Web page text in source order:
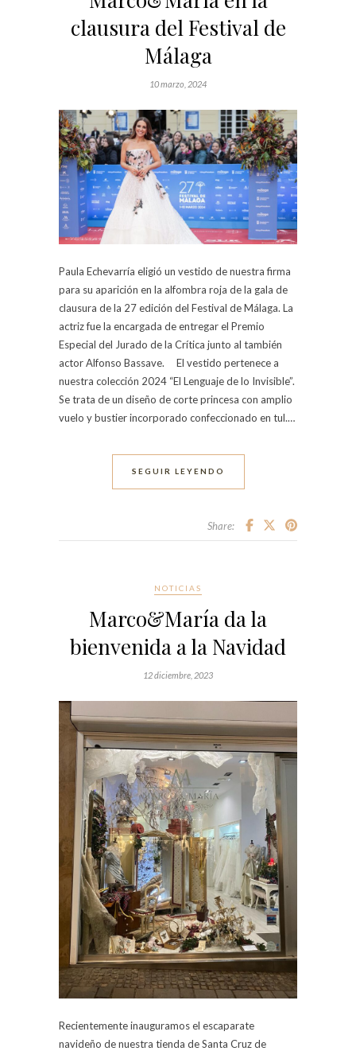
clausura del Festival de
Málaga
10 marzo, 2024
Paula Echevarría eligió un vestido de nuestra firma
para su aparición en la alfombra roja de la gala de
clausura de la 27 edición del Festival de Málaga. La
actriz fue la encargada de entregar el Premio
Especial del Jurado de la Crítica junto al también
actor Alfonso Bassave. El vestido pertenece a
nuestra colección 2024 “El Lenguaje de lo Invisible”.
Se trata de un diseño de corte princesa con amplio
vuelo y bustier incorporado confeccionado en tul.…
SEGUIR LEYENDO
Share:
NOTICIAS
Marco&María da la
bienvenida a la Navidad
12 diciembre, 2023
Recientemente inauguramos el escaparate
navideño de nuestra tienda de Santa Cruz de